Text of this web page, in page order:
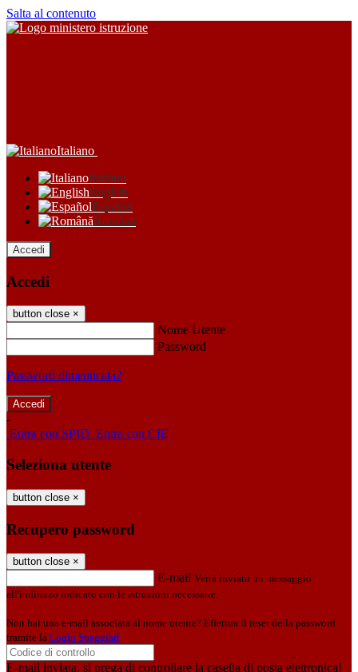
Salta al contenuto
Italiano
Italiano
English
Español
Română
Accedi
Accedi
button close ×
Nome Utente
Password
Password dimenticata?
-
Entra con SPID Entra con CIE
Seleziona utente
button close ×
Recupero password
button close ×
E-mail Verrà inviato un messaggio
all'indirizzo indicato con le istruzioni necessarie.
Non hai una e-mail associata al nome utente? Effettua il reset della password
tramite la Login Spaggiari
E-mail inviata, si prega di controllare la casella di posta elettronica!